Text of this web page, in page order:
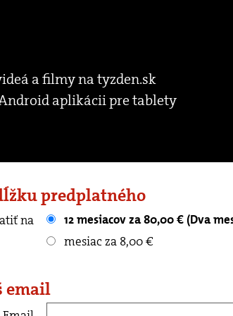
a filmy na tyzden.sk
aplikácii pre tablety
predplatného
na
12 mesiacov za 80,00 € (Dva
mesiac za 8,00 €
email